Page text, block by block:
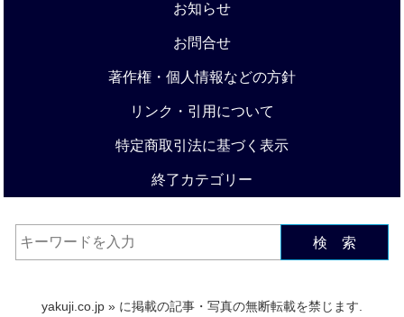
お知らせ
お問合せ
著作権・個人情報などの方針
リンク・引用について
特定商取引法に基づく表示
終了カテゴリー
検 索
yakuji.co.jp » に掲載の記事・写真の無断転載を禁じます.